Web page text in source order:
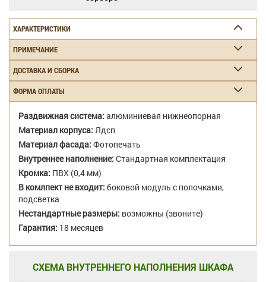
ХАРАКТЕРИСТИКИ
ПРИМЕЧАНИЕ
ДОСТАВКА И СБОРКА
ФОРМА ОПЛАТЫ
Раздвижная система: алюминиевая нижнеопорная
Материал корпуса: Лдсп
Материал фасада: Фотопечать
Внутреннее наполнение: Стандартная комплектация
Кромка: ПВХ (0,4 мм)
В комлпект не входит: боковой модуль с полочками,
подсветка
Нестандартные размеры: возможны (звоните)
Гарантия: 18 месяцев
СХЕМА ВНУТРЕННЕГО НАПОЛНЕНИЯ ШКАФА